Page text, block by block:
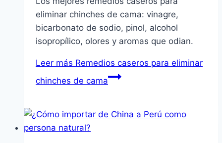
eliminar chinches de cama: vinagre,
bicarbonato de sodio, pinol, alcohol
isopropílico, olores y aromas que odian.
Leer más Remedios caseros para eliminar
chinches de cama